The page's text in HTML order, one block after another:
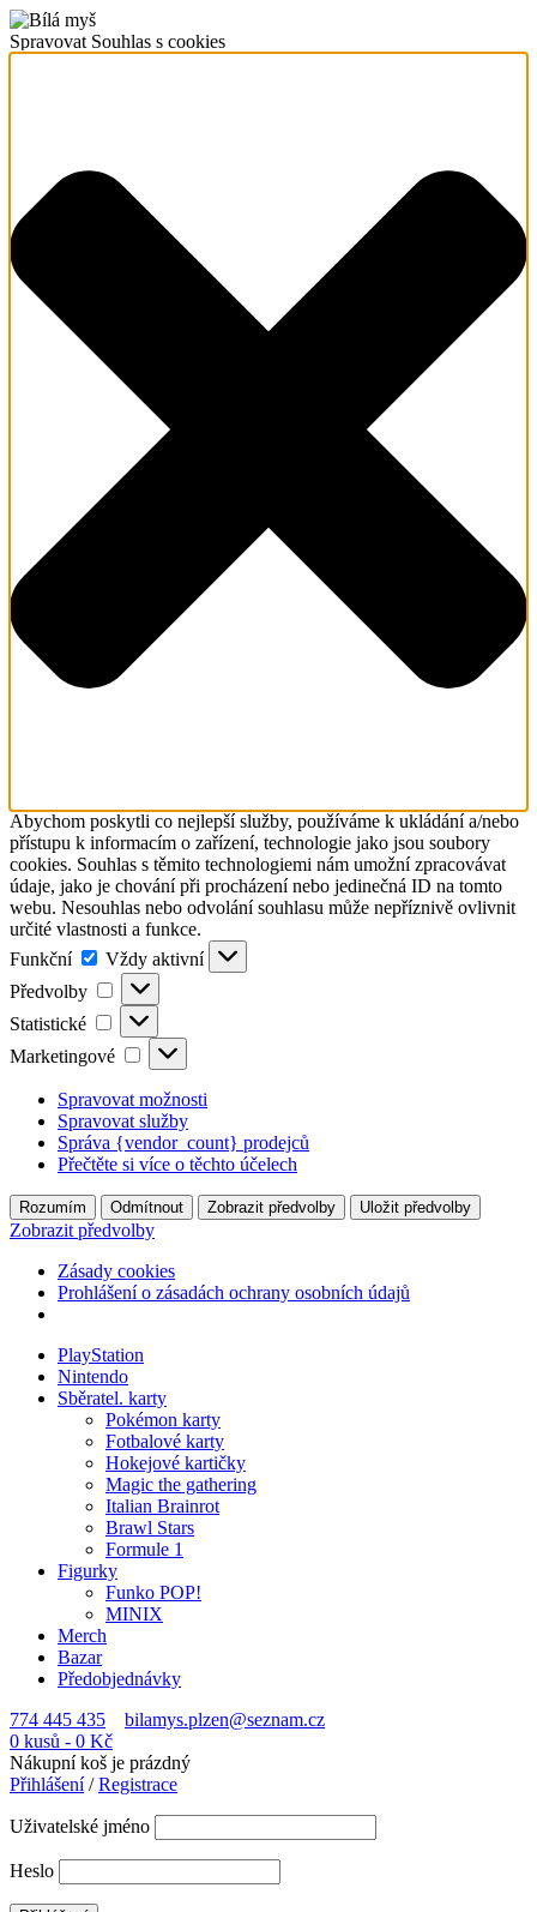
Spravovat Souhlas s cookies
Abychom poskytli co nejlepší služby, používáme k ukládání a/nebo
přístupu k informacím o zařízení, technologie jako jsou soubory
cookies. Souhlas s těmito technologiemi nám umožní zpracovávat
údaje, jako je chování při procházení nebo jedinečná ID na tomto
webu. Nesouhlas nebo odvolání souhlasu může nepříznivě ovlivnit
určité vlastnosti a funkce.
Funkční
Funkční
Vždy aktivní
Předvolby
Předvolby
Statistické Statistické
Marketingové Marketingové
Spravovat možnosti
Spravovat služby
Správa {vendor_count} prodejců
Přečtěte si více o těchto účelech
Rozumím Odmítnout Zobrazit předvolby Uložit předvolby
Zobrazit předvolby
Zásady cookies
Prohlášení o zásadách ochrany osobních údajů
PlayStation
Nintendo
Sběratel. karty
Pokémon karty
Fotbalové karty
Hokejové kartičky
Magic the gathering
Italian Brainrot
Brawl Stars
Formule 1
Figurky
Funko POP!
MINIX
Merch
Bazar
Předobjednávky
774 445 435
bilamys.plzen@seznam.cz
0 kusů - 0 Kč
Nákupní koš je prázdný
Přihlášení/Registrace
Uživatelské jméno
Heslo